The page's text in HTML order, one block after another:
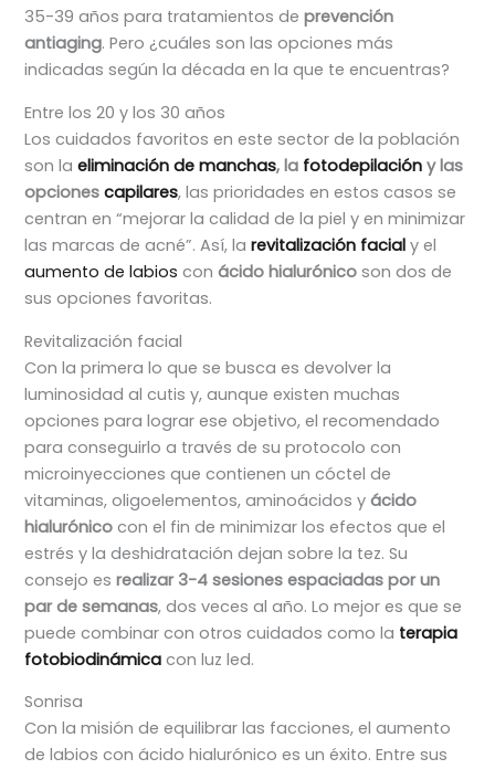
35-39 años para tratamientos deprevención
antiaging. Pero ¿cuáles son las opciones más
indicadas según la década en la que te encuentras?
Entre los 20 y los 30 años
Los cuidados favoritos en este sector de la población
son la eliminación de manchas, la fotodepilación y las
opcionescapilares, las prioridades en estos casos se
centran en “mejorar la calidad de la piel y en minimizar
las marcas de acné”. Así, la revitalización facial y el
aumento de labios conácido hialurónico son dos de
sus opciones favoritas.
Revitalización facial
Con la primera lo que se busca es devolver la
luminosidad al cutis y, aunque existen muchas
opciones para lograr ese objetivo, el recomendado
para conseguirlo a través de su protocolo con
microinyecciones que contienen un cóctel de
vitaminas, oligoelementos, aminoácidos yácido
hialurónico con el fin de minimizar los efectos que el
estrés y la deshidratación dejan sobre la tez. Su
consejo es realizar 3-4 sesiones espaciadas por un
par de semanas, dos veces al año. Lo mejor es que se
puede combinar con otros cuidados como la terapia
fotobiodinámica con luz led.
Sonrisa
Con la misión de equilibrar las facciones, el aumento
de labios con ácido hialurónico es un éxito. Entre sus